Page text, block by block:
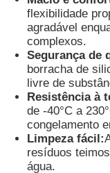
Fábrica
Controle de
Fale Conosco
notícias
flexibilidade
agradável
complexos.
Segurança de
borracha de
livre de
Resistência à
de -40°C a
congelamento
Limpeza fácil:
resíduos
água.